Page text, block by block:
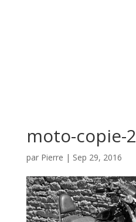
moto-copie-2
par Pierre | Sep 29, 2016